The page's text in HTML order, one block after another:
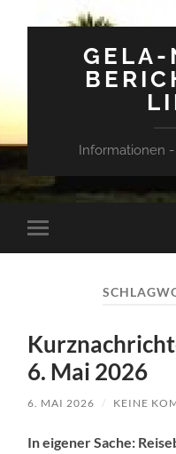
GELA-
Informationen
Mobile-
Menü
6. Mai 2026
6. MAI 2026 / KEINE
In eigener Sache: